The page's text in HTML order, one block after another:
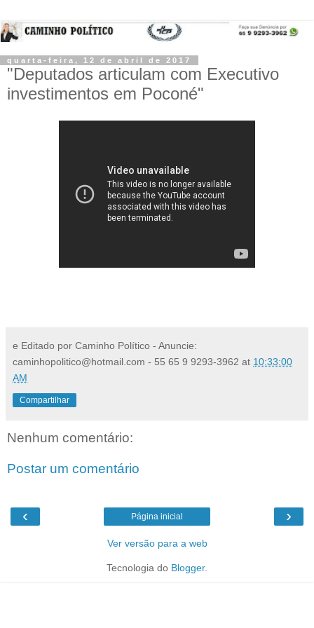
quarta-feira, 12 de abril de 2017
"Deputados articulam com Executivo
investimentos em Poconé"
e Editado por Caminho Político - Anuncie:
caminhopolitico@hotmail.com - 55 65 9 9293-3962 at 10:33:00
AM
Compartilhar
Nenhum comentário:
Postar um comentário
‹ ›
Página inicial
Ver versão para a web
Tecnologia do Blogger.